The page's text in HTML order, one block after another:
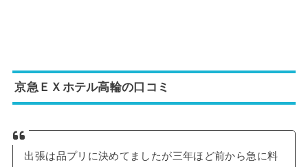
京急ＥＸホテル高輪の口コミ
出張は品プリに決めてましたが三年ほど前から急に料